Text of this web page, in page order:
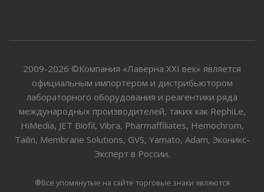
2009-2026 ©Компания «Лаверна XXI век» является
официальным импортером и дистрибьютором
лабораторного оборудования и реагентики ряда
международных производителей, таких как RephiLe,
HiMedia, JET Biofil, Vibra, Pharmaffiliates, Hemochrom,
Tailin, Membrane Solutions, GVS, Yamato, Adam, Эконикс-
Эксперт в России.
®Все упомянутые на сайте торговые знаки являются